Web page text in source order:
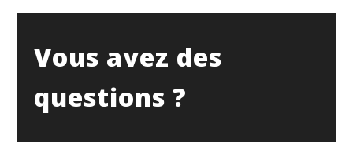
Vous avez des
questions ?